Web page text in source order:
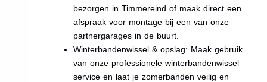
bezorgen in Timmereind of maak direct een
afspraak voor montage bij een van onze
partnergarages in de buurt.
Winterbandenwissel & opslag: Maak gebruik
van onze professionele winterbandenwissel
service en laat je zomerbanden veilig en